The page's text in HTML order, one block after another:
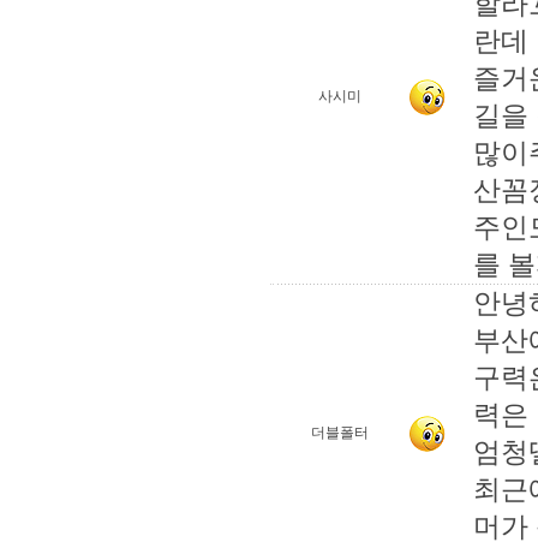
사시미
란데
즐거
길을
많
산꼼
주인
를
더블폴터
안녕
부산
구
력은
엄청
최근
머가